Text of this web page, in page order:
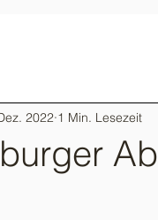
2022 1 Min. Lesezeit